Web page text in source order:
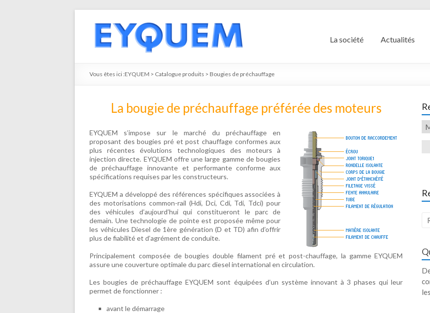
La société Actualités
Vous êtes ici :EYQUEM > Catalogue produits > Bougies de préchauffage
La bougie de préchauffage préférée des moteurs
EYQUEM s’impose sur le marché du préchauffage en
proposant des bougies pré et post chauffage conformes aux
plus récentes évolutions technologiques des moteurs à
injection directe. EYQUEM offre une large gamme de bougies
de préchauffage innovante et performante conforme aux
spécifications requises par les constructeurs.
EYQUEM a développé des références spécifiques associées à
des motorisations common-rail (Hdi, Dci, Cdi, Tdi, Tdci) pour
des véhicules d’aujourd’hui qui constitueront le parc de
demain. Une technologie de pointe est proposée même pour
les véhicules Diesel de 1ère génération (D et TD) afin d’offrir
plus de fiabilité et d’agrément de conduite.
Principalement composée de bougies double filament pré et post-chauffage, la gamme EYQUEM
assure une couverture optimale du parc diesel international en circulation.
Les bougies de préchauffage EYQUEM sont équipées d’un système innovant à 3 phases qui leur
permet de fonctionner :
avant le démarrage